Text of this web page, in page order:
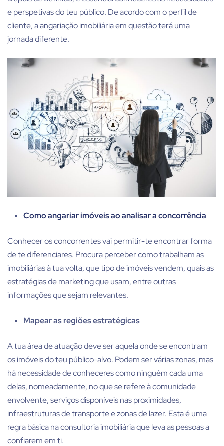
e perspetivas do teu público. De acordo com o perfil de
cliente, aangariação imobiliáriaem questão terá uma
jornada diferente.
Como angariar imóveis ao analisar a concorrência
Conhecer os concorrentes vai permitir-te encontrar forma
de te diferenciares. Procura perceber como trabalham as
imobiliárias à tua volta, que tipo de imóveis vendem, quais as
estratégias de marketing que usam, entre outras
informações que sejam relevantes.
Mapear as regiões estratégicas
A tua área de atuação deve ser aquela onde se encontram
os imóveis do teu público-alvo. Podem ser várias zonas, mas
há necessidade de conheceres como ninguém cada uma
delas, nomeadamente, no que se refere à comunidade
envolvente, serviços disponíveis nas proximidades,
infraestruturas de transporte e zonas de lazer. Esta é uma
regra básica na consultoria imobiliária que leva as pessoas a
confiarem em ti.